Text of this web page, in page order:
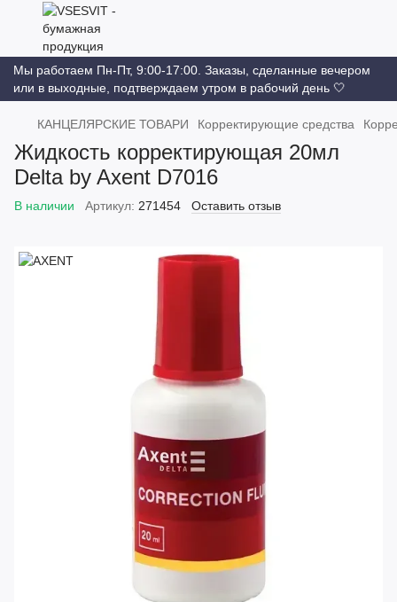
Мы работаем Пн-Пт, 9:00-17:00. Заказы, сделанные вечером
или в выходные, подтверждаем утром в рабочий день 🤍
КАНЦЕЛЯРСКИЕ ТОВАРИ Корректирующие средства
Жидкость корректирующая 20мл
Delta by Axent D7016
В наличии Артикул: 271454 Оставить отзыв